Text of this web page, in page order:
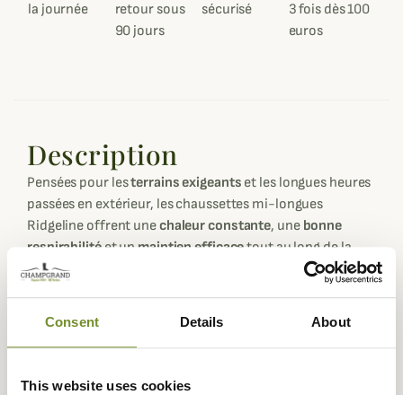
Consent Details About
This website uses cookies
la journée
retour sous
90 jours
sécurisé
3 fois dès 100
euros
Description
Pensées pour lesterrains exigeants et les longues heures
passées en extérieur, les chaussettes mi-longues
Ridgeline offrent unechaleur constante, une bonne
respirabilitéet unmaintien efficacetout au long de la
journée.
Leur composition enlaine mérinosenrichie d’acrylique,
de polyester et d’élasthanne permet un séchage rapide et
unexcellent pouvoir isolant
douce au contact de la peau, sans compromis sur la